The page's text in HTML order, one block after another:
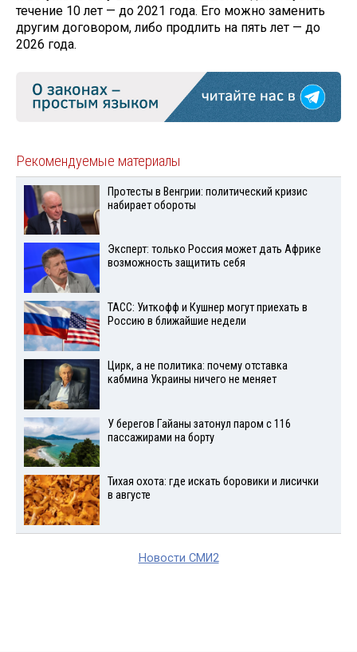
течение 10 лет — до 2021 года. Его можно заменить
другим договором, либо продлить на пять лет — до
2026 года.
Рекомендуемые материалы
Протесты в Венгрии: политический кризис
набирает обороты
Эксперт: только Россия может дать Африке
возможность защитить себя
ТАСС: Уиткофф и Кушнер могут приехать в
Россию в ближайшие недели
Цирк, а не политика: почему отставка
кабмина Украины ничего не меняет
У берегов Гайаны затонул паром с 116
пассажирами на борту
Тихая охота: где искать боровики и лисички
в августе
Новости СМИ2